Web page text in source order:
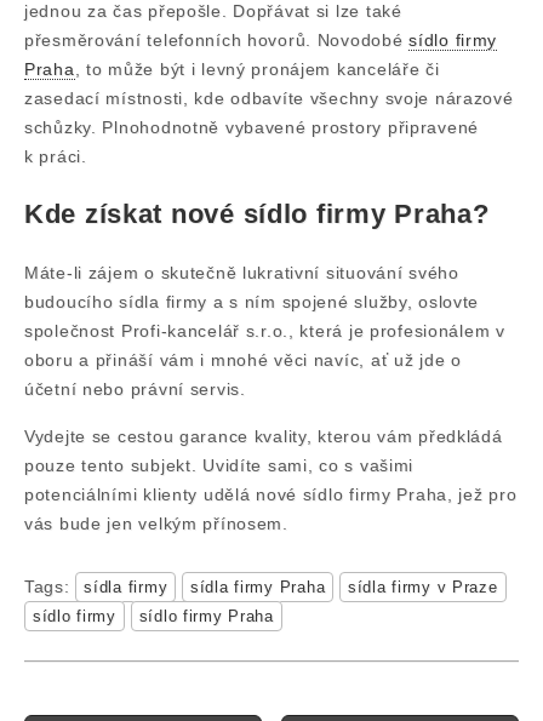
jednou za čas přepošle. Dopřávat si lze také
přesměrování telefonních hovorů. Novodobésídlo firmy
Praha, to může být i levný pronájem kanceláře či
zasedací místnosti, kde odbavíte všechny svoje nárazové
schůzky. Plnohodnotně vybavené prostory připravené
k práci.
Kde získat nové sídlo firmy Praha?
Máte-li zájem o skutečně lukrativní situování svého
budoucího sídla firmy a s ním spojené služby, oslovte
společnost Profi-kancelář s.r.o., která je profesionálem v
oboru a přináší vám i mnohé věci navíc, ať už jde o
účetní nebo právní servis.
Vydejte se cestou garance kvality, kterou vám předkládá
pouze tento subjekt. Uvidíte sami, co s vašimi
potenciálními klienty udělá nové sídlo firmy Praha, jež pro
vás bude jen velkým přínosem.
Tags: sídla firmy sídla firmy Praha
sídla firmy v Praze
sídlo firmy
sídlo firmy Praha